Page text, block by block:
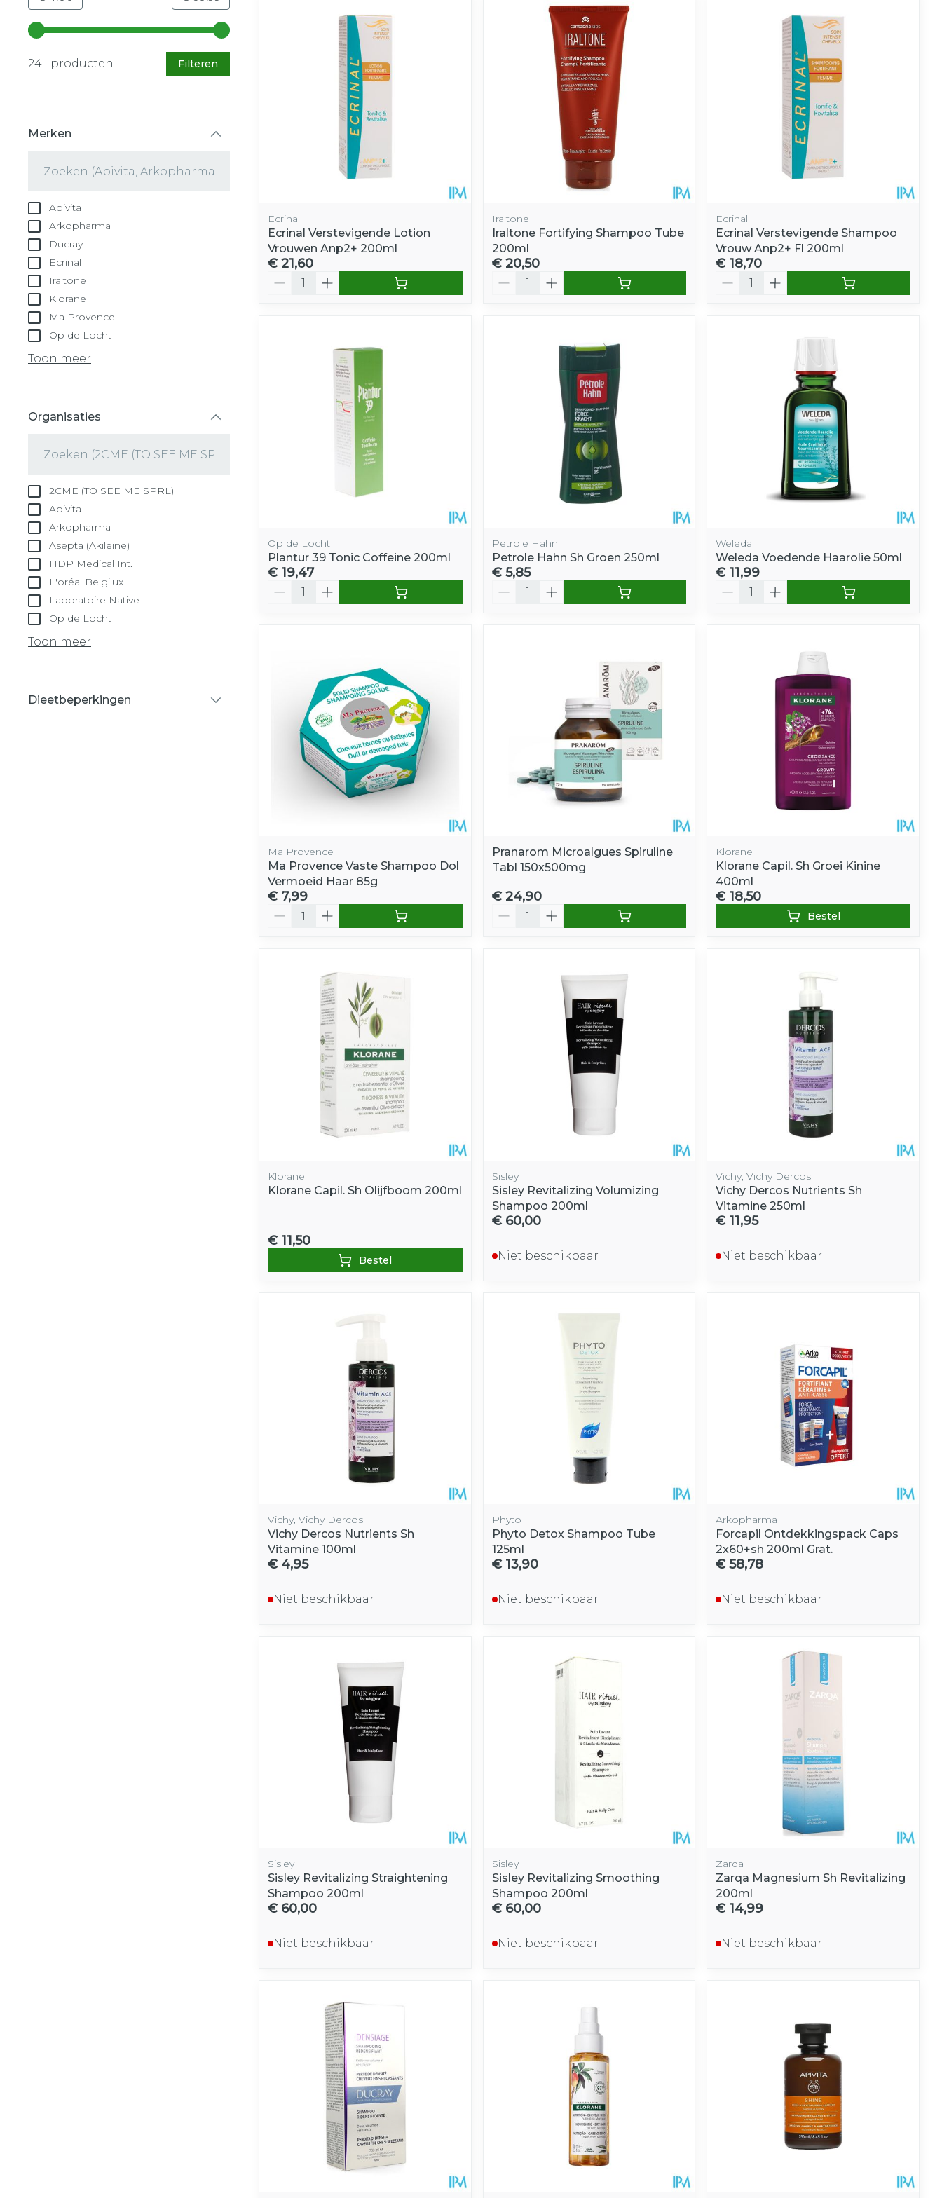
Gebruik de pijltjestoetsen links en rechts om de minimale en maximale prijswaarden aan te passen.
24 producten Filteren
Merken
Apivita
Arkopharma
Ducray
Ecrinal
Iraltone
Klorane
Ma Provence
Op de Locht
Toon meer
Organisaties
2CME (TO SEE ME SPRL)
Apivita
Arkopharma
Asepta (Akileine)
HDP Medical Int.
L'oréal Belgilux
Laboratoire Native
Op de Locht
Toon meer
Dieetbeperkingen
Ecrinal
Ecrinal Verstevigende Lotion
Vrouwen Anp2+ 200ml
€ 21,60
Aantal
Iraltone
Iraltone Fortifying Shampoo Tube
200ml
€ 20,50
Aantal
Ecrinal
Ecrinal Verstevigende Shampoo
Vrouw Anp2+ Fl 200ml
€ 18,70
Aantal
Op de Locht
Plantur 39 Tonic Coffeine 200ml
€ 19,47
Aantal
Petrole Hahn
Petrole Hahn Sh Groen 250ml
€ 5,85
Aantal
Weleda
Weleda Voedende Haarolie 50ml
€ 11,99
Aantal
Ma Provence
Ma Provence Vaste Shampoo Dol
Vermoeid Haar 85g
€ 7,99
Aantal
Pranarom Microalgues Spiruline
Tabl 150x500mg
€ 24,90
Aantal
Klorane
Klorane Capil. Sh Groei Kinine
400ml
€ 18,50
Bestel
Klorane
Klorane Capil. Sh Olijfboom 200ml
€ 11,50
Bestel
Sisley
Sisley Revitalizing Volumizing
Shampoo 200ml
€ 60,00
Niet beschikbaar
Vichy, Vichy Dercos
Vichy Dercos Nutrients Sh
Vitamine 250ml
€ 11,95
Niet beschikbaar
Vichy, Vichy Dercos
Vichy Dercos Nutrients Sh
Vitamine 100ml
€ 4,95
Niet beschikbaar
Phyto
Phyto Detox Shampoo Tube
125ml
€ 13,90
Niet beschikbaar
Arkopharma
Forcapil Ontdekkingspack Caps
2x60+sh 200ml Grat.
€ 58,78
Niet beschikbaar
Sisley
Sisley Revitalizing Straightening
Shampoo 200ml
€ 60,00
Niet beschikbaar
Sisley
Sisley Revitalizing Smoothing
Shampoo 200ml
€ 60,00
Niet beschikbaar
Zarqa
Zarqa Magnesium Sh Revitalizing
200ml
€ 14,99
Niet beschikbaar